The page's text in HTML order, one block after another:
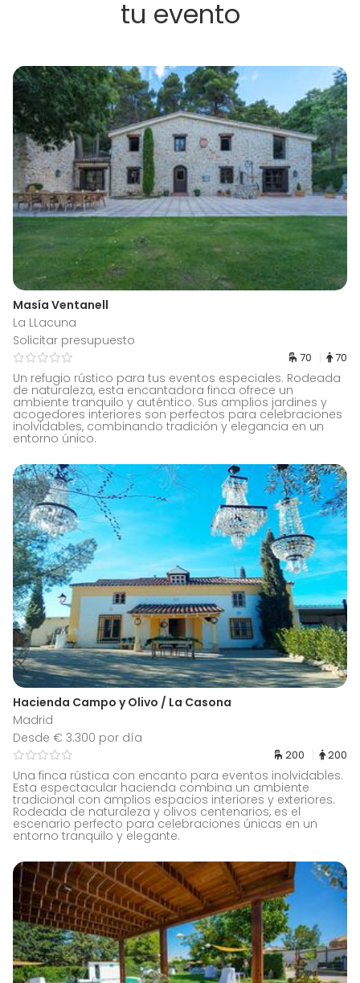
tu evento
Masía Ventanell
La LLacuna
Solicitar presupuesto
70 70
Un refugio rústico para tus eventos especiales. Rodeada
de naturaleza, esta encantadora finca ofrece un
ambiente tranquilo y auténtico. Sus amplios jardines y
acogedores interiores son perfectos para celebraciones
inolvidables, combinando tradición y elegancia en un
entorno único.
Hacienda Campo y Olivo / La Casona
Madrid
Desde € 3.300 por día
200 200
Una finca rústica con encanto para eventos inolvidables.
Esta espectacular hacienda combina un ambiente
tradicional con amplios espacios interiores y exteriores.
Rodeada de naturaleza y olivos centenarios, es el
escenario perfecto para celebraciones únicas en un
entorno tranquilo y elegante.